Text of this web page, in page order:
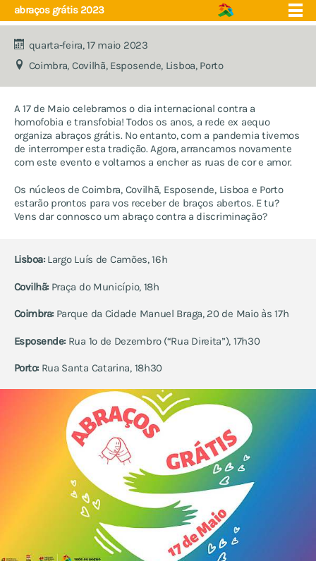
quem somos
eventos
próximos eventos
escola ex aequo
marchas lgbti e celebrações
artes
encontro de jovens trans
abraços grátis
núcleos
projecto educação
apoio e saúde
fórum
abraços grátis 2023
quarta-feira, 17 maio 2023
Coimbra, Covilhã, Esposende, Lisboa, Porto
A 17 de Maio celebramos o dia internacional contra a
homofobia e transfobia! Todos os anos, a rede ex aequo
organiza abraços grátis. No entanto, com a pandemia tivemos
de interromper esta tradição. Agora, arrancamos novamente
com este evento e voltamos a encher as ruas de cor e amor.
Os núcleos de Coimbra, Covilhã, Esposende, Lisboa e Porto
estarão prontos para vos receber de braços abertos. E tu?
Vens dar connosco um abraço contra a discriminação?
Lisboa:Largo Luís de Camões, 16h
Covilhã:Praça do Município, 18h
Coimbra:Parque da Cidade Manuel Braga, 20 de Maio às 17h
Esposende: Rua 1º de Dezembro (“Rua Direita”), 17h30
Porto:Rua Santa Catarina, 18h30